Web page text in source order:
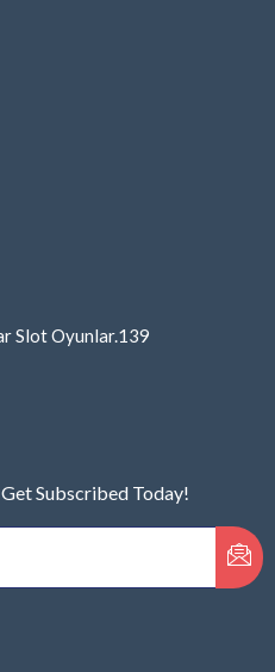
Slot Oyunlar.139
Subscribed Today!